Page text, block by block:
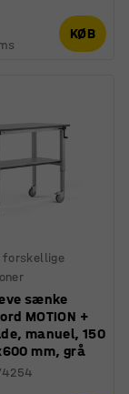
KØB
forskellige
sænke
MOTION +
manuel, 150
mm, grå